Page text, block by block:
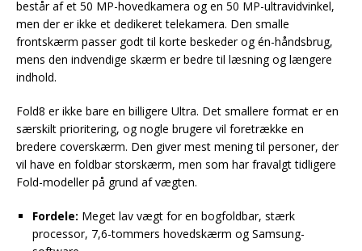
består af et 50 MP-hovedkamera og en 50 MP-ultravidvinkel,
men der er ikke et dedikeret telekamera. Den smalle
frontskærm passer godt til korte beskeder og én-håndsbrug,
mens den indvendige skærm er bedre til læsning og længere
indhold.
Fold8 er ikke bare en billigere Ultra. Det smallere format er en
særskilt prioritering, og nogle brugere vil foretrække en
bredere coverskærm. Den giver mest mening til personer, der
vil have en foldbar storskærm, men som har fravalgt tidligere
Fold-modeller på grund af vægten.
Fordele: Meget lav vægt for en bogfoldbar, stærk
processor, 7,6-tommers hovedskærm og Samsung-